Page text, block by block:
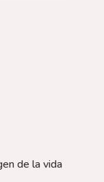
de la vida